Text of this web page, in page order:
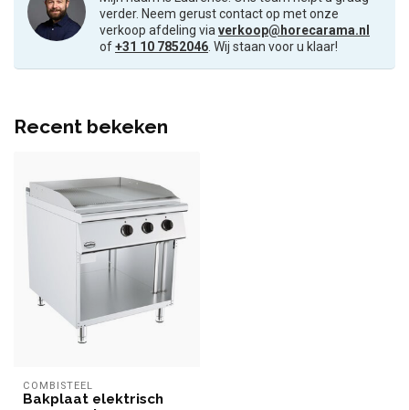
verder. Neem gerust contact op met onze
verkoop afdeling viaverkoop@horecarama.nl
of+31 10 7852046. Wij staan voor u klaar!
Recent bekeken
COMBISTEEL
Bakplaat elektrisch